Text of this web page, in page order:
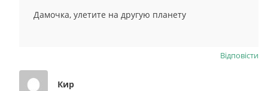
Дамочка, улетите на другую планету
Відповіcти
Кир